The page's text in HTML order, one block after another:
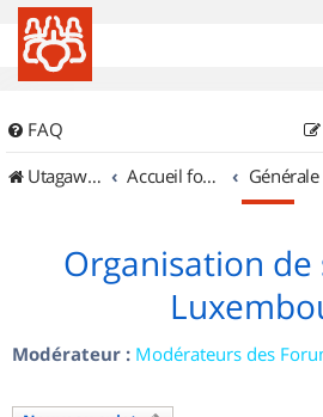
FAQ
UtagawaVTT (Randos VTT et VTTAE avec traces GPS)
Accueil forum Générale
Organisation de
Modérateur : Modérateurs des